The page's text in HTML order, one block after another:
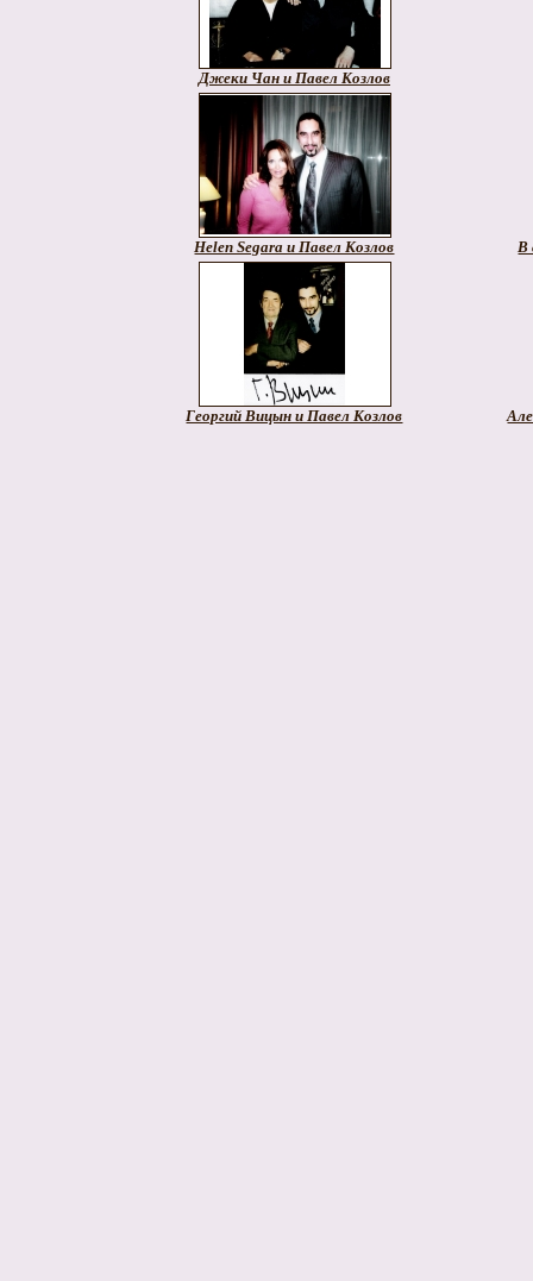
Джеки Чан и Павел Козлов
Helen Segara и Павел Козлов В
Георгий Вицын и Павел Козлов